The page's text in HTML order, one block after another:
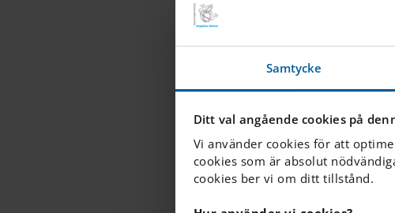
Samtycke
Ditt val angående cookies på
Vi använder cookies för att
cookies som är absolut
cookies ber vi om ditt tillstånd.